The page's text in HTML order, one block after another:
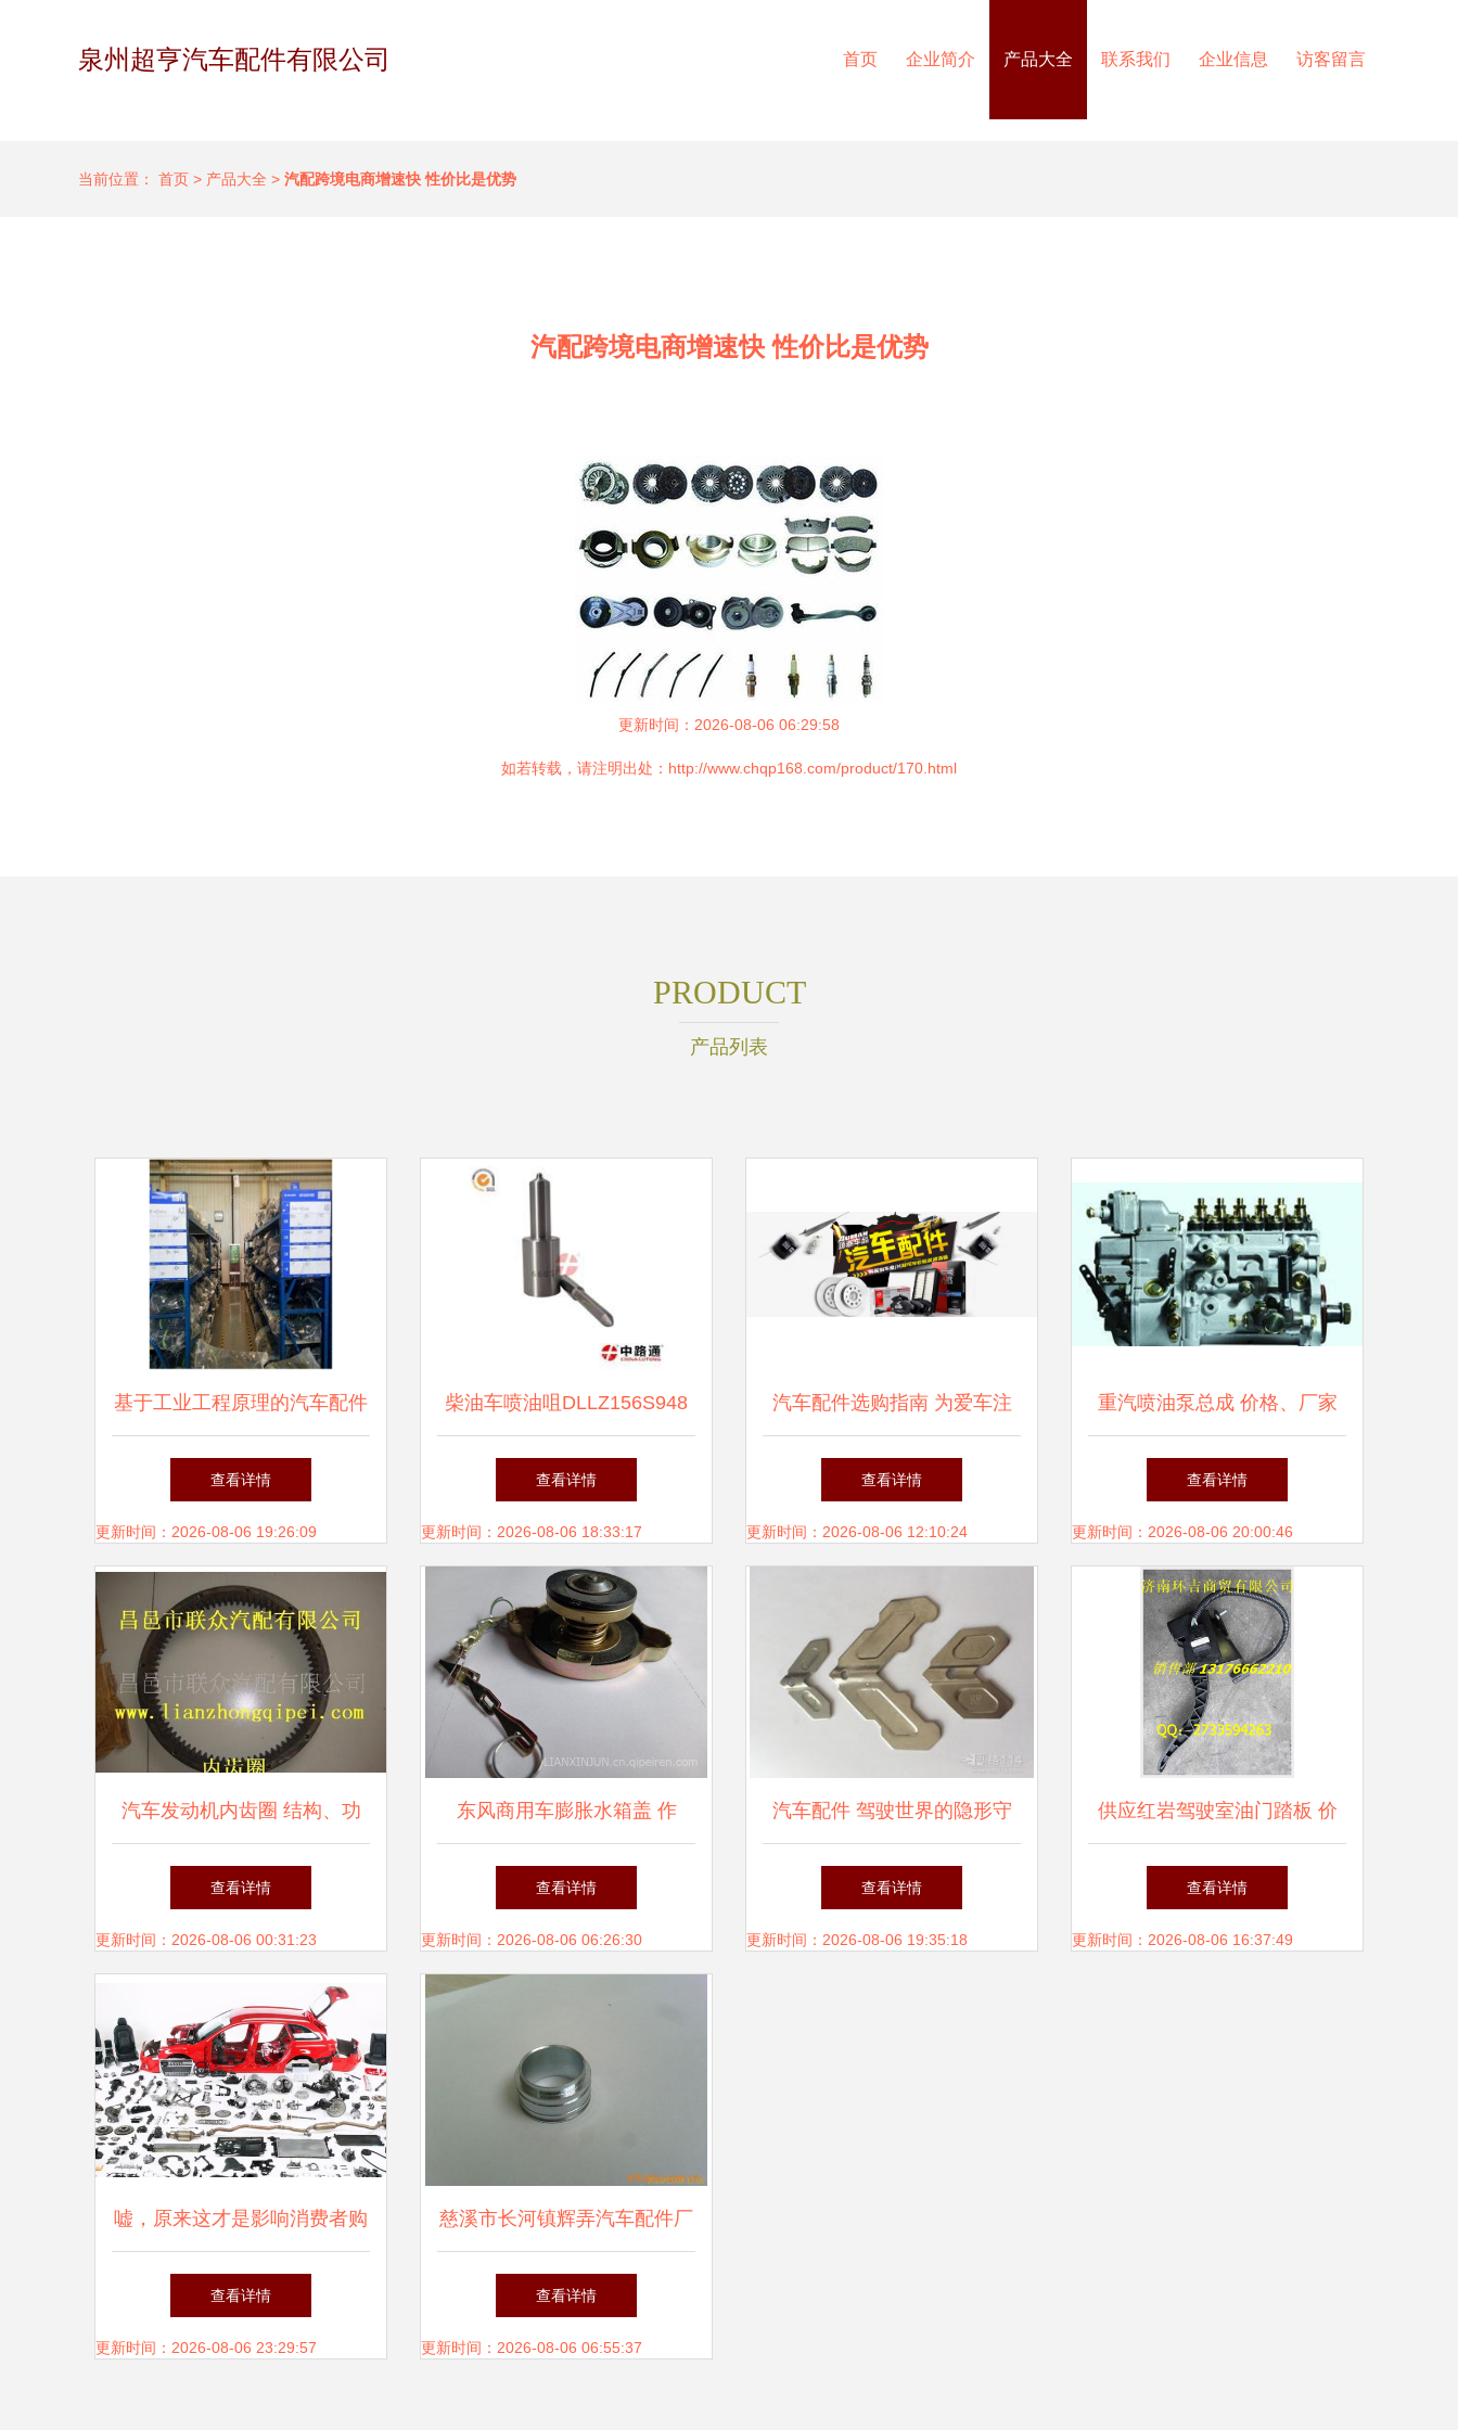
泉州超亨汽车配件有限公司 首页 企业简介 产品大全 联系我们 企业信息 访客留言
当前位置： 首页 > 产品大全 > 汽配跨境电商增速快 性价比是优势
汽配跨境电商增速快 性价比是优势
更新时间：2026-08-06 06:29:58
如若转载，请注明出处：http://www.chqp168.com/product/170.html
PRODUCT
产品列表
基于工业工程原理的汽车配件
厂成品物料库存优化研究
查看详情
更新时间：2026-08-06 19:26:09
柴油车喷油咀DLLZ156S948
价格、图片与配件厂家全解析
查看详情
更新时间：2026-08-06 18:33:17
汽车配件选购指南 为爱车注
入新活力
查看详情
更新时间：2026-08-06 12:10:24
重汽喷油泵总成 价格、厂家
与图片全解析
查看详情
更新时间：2026-08-06 20:00:46
汽车发动机内齿圈 结构、功
能与维护要点
查看详情
更新时间：2026-08-06 00:31:23
东风商用车膨胀水箱盖 作
用、选购与常见问题解析
查看详情
更新时间：2026-08-06 06:26:30
汽车配件 驾驶世界的隐形守
护者
查看详情
更新时间：2026-08-06 19:35:18
供应红岩驾驶室油门踏板 价
格、图片与配件厂家详解
查看详情
更新时间：2026-08-06 16:37:49
嘘，原来这才是影响消费者购
车的主要因素——汽车配件
查看详情
更新时间：2026-08-06 23:29:57
慈溪市长河镇辉弄汽车配件厂
专业汽车配件制造与市场前景
查看详情
更新时间：2026-08-06 06:55:37